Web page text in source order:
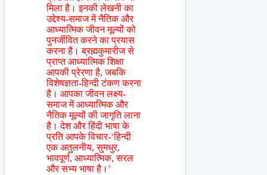
मिला है। इनकी लेखनी का
उद्देश्य-समाज में नैतिक और
आध्यात्मिक जीवन मूल्यों को
पुनर्जीवित करने का प्रयास
करना है। ब्रह्मकुमारीज से
प्राप्त आध्यात्मिक शिक्षा
आपकी प्रेरणा है, जबकि
विशेषज्ञता-हिन्दी टंकण करना
है। आपका जीवन लक्ष्य-
समाज में आध्यात्मिक और
नैतिक मूल्यों की जागृति लाना
है। देश और हिंदी भाषा के
प्रति आपके विचार-‘हिन्दी
एक अतुलनीय, सुमधुर,
भावपूर्ण, आध्यात्मिक, सरल
और सभ्य भाषा है।’